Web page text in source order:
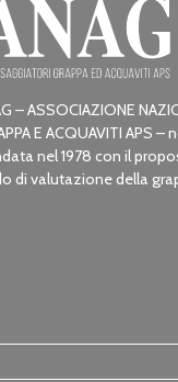
– ASSOCIAZIONE
E ACQUAVITI APS
nel 1978 con il
di valutazione della